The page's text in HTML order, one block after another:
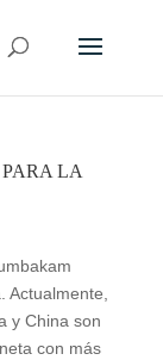
LA
Actualmente,
y China son
con más